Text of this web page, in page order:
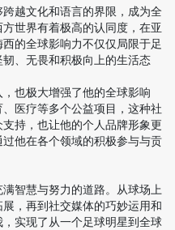
越文化和语言的界限，成为全
世界有着极高的认同度，在亚
的全球影响力不仅仅局限于足
、无畏和积极向上的生活态
也极大增强了他的全球影响
医疗等多个公益项目，这种社
持，也让他的个人品牌形象更
他在各个领域的积极参与与贡
智慧与努力的道路。从球场上
，再到社交媒体的巧妙运用和
实现了从一个足球明星到全球